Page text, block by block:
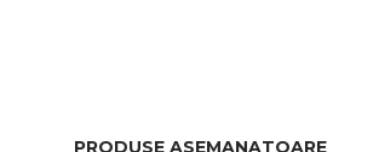
PRODUSE ASEMANATOARE